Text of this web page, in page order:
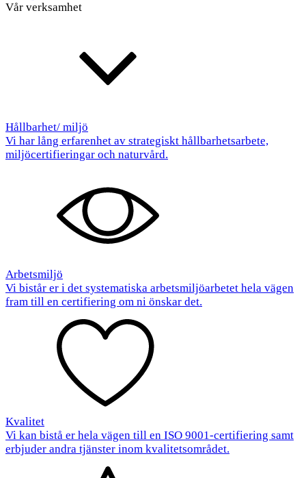
Vår verksamhet
Hållbarhet/ miljö
Vi har lång erfarenhet av strategiskt hållbarhetsarbete,
miljöcertifieringar och naturvård.
Arbetsmiljö
Vi bistår er i det systematiska arbetsmiljöarbetet hela vägen
fram till en certifiering om ni önskar det.
Kvalitet
Vi kan bistå er hela vägen till en ISO 9001-certifiering samt
erbjuder andra tjänster inom kvalitetsområdet.